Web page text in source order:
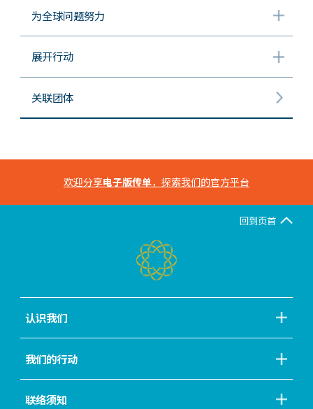
为全球问题努力
展开行动
关联团体
欢迎分享电子版传单，探索我们的官方平台
回到页首
认识我们
我们的行动
联络须知